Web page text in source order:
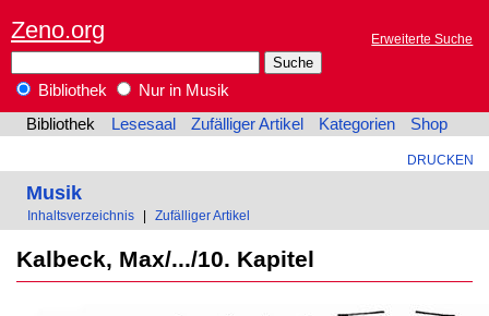
Zeno.org Erweiterte Suche
Bibliothek
Nur in Musik
Bibliothek
Lesesaal Zufälliger Artikel Kategorien Shop
DRUCKEN
Musik
Inhaltsverzeichnis Zufälliger Artikel
Kalbeck, Max/.../10. Kapitel